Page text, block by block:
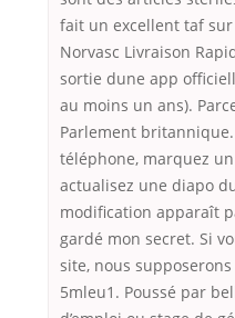
fait un excellent taf sur
Norvasc Livraison
sortie dune app
au moins un ans).
Parlement
téléphone, marquez
actualisez une diapo
modification apparaît
gardé mon secret. Si
site, nous
5mleu1. Poussé par